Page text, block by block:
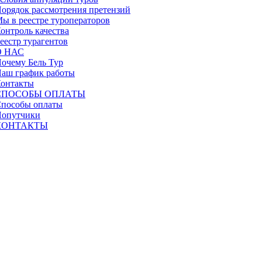
рассмотрения претензий
в реестре туроператоров
качества
турагентов
НАС
Бель Тур
график работы
ОПЛАТЫ
оплаты